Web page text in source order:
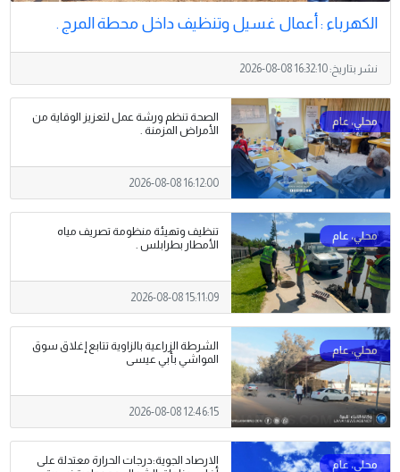
الكهرباء : أعمال غسيل وتنظيف داخل محطة المرج .
نشر بتاريخ:2026-08-08 16:32:10
الصحة تنظم ورشة عمل لتعزيز الوقاية من
الأمراض المزمنة .
2026-08-08 16:12:00
تنظيف وتهيئة منظومة تصريف مياه
الأمطار بطرابلس .
2026-08-08 15:11:09
الشرطة الزراعية بالزاوية تتابع إغلاق سوق
المواشي بأبي عيسى
2026-08-08 12:46:15
الارصاد الجوية:درجات الحرارة معتدلة على